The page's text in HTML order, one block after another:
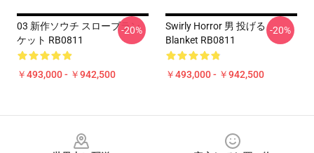
03 新作ソウチ スローブラン
ケット RB0811
￥493,000 - ￥942,500
-20%
Swirly Horror 男 投げる
Blanket RB0811
￥493,000 - ￥942,500
-20%